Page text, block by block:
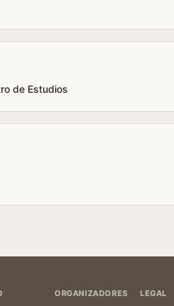
de Estudios
ORGANIZADORES LEGAL